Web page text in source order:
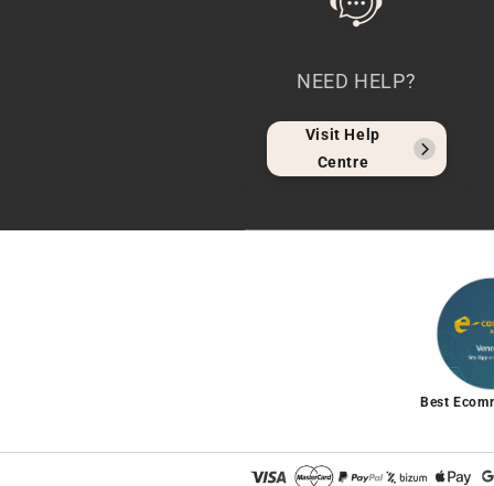
NEED HELP?
Visit Help
Centre
Best